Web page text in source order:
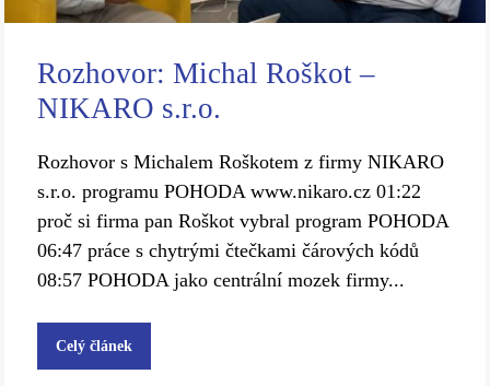
Rozhovor: Michal Roškot –
NIKARO s.r.o.
Rozhovor s Michalem Roškotem z firmy NIKARO
s.r.o. programu POHODA www.nikaro.cz 01:22
proč si firma pan Roškot vybral program POHODA
06:47 práce s chytrými čtečkami čárových kódů
08:57 POHODA jako centrální mozek firmy...
Celý článek